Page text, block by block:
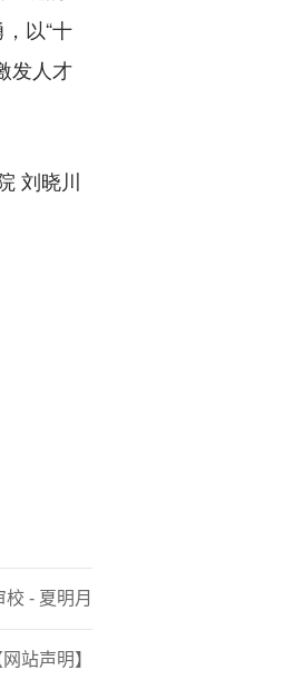
以“十
发人才
刘晓川
- 夏明月
网站声明】